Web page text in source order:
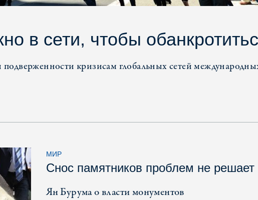
в сети, чтобы
кризисам глобальных сетей
МИР
Снос памятников проблем не решает
Ян Бурума о власти монументов